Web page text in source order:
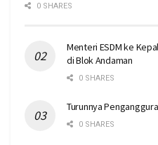
0 SHARES
Menteri ESDM ke
di Blok Andaman
0 SHARES
Turunnya
0 SHARES